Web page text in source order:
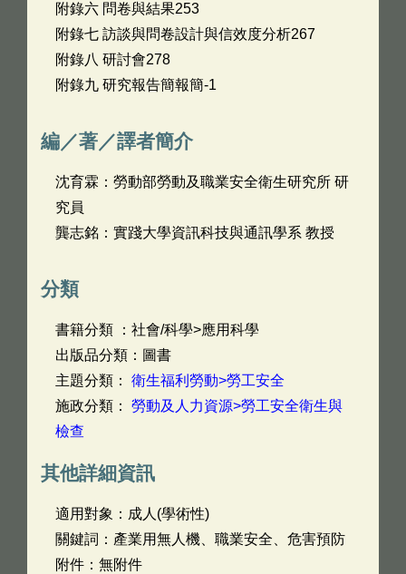
附錄六 問卷與結果253
附錄七 訪談與問卷設計與信效度分析267
附錄八 研討會278
附錄九 研究報告簡報簡-1
編／著／譯者簡介
沈育霖：勞動部勞動及職業安全衛生研究所 研
究員
龔志銘：實踐大學資訊科技與通訊學系 教授
分類
書籍分類 ：社會/科學>應用科學
出版品分類：圖書
主題分類： 衛生福利勞動>勞工安全
施政分類： 勞動及人力資源>勞工安全衛生與
檢查
其他詳細資訊
適用對象：成人(學術性)
關鍵詞：產業用無人機、職業安全、危害預防
附件：無附件